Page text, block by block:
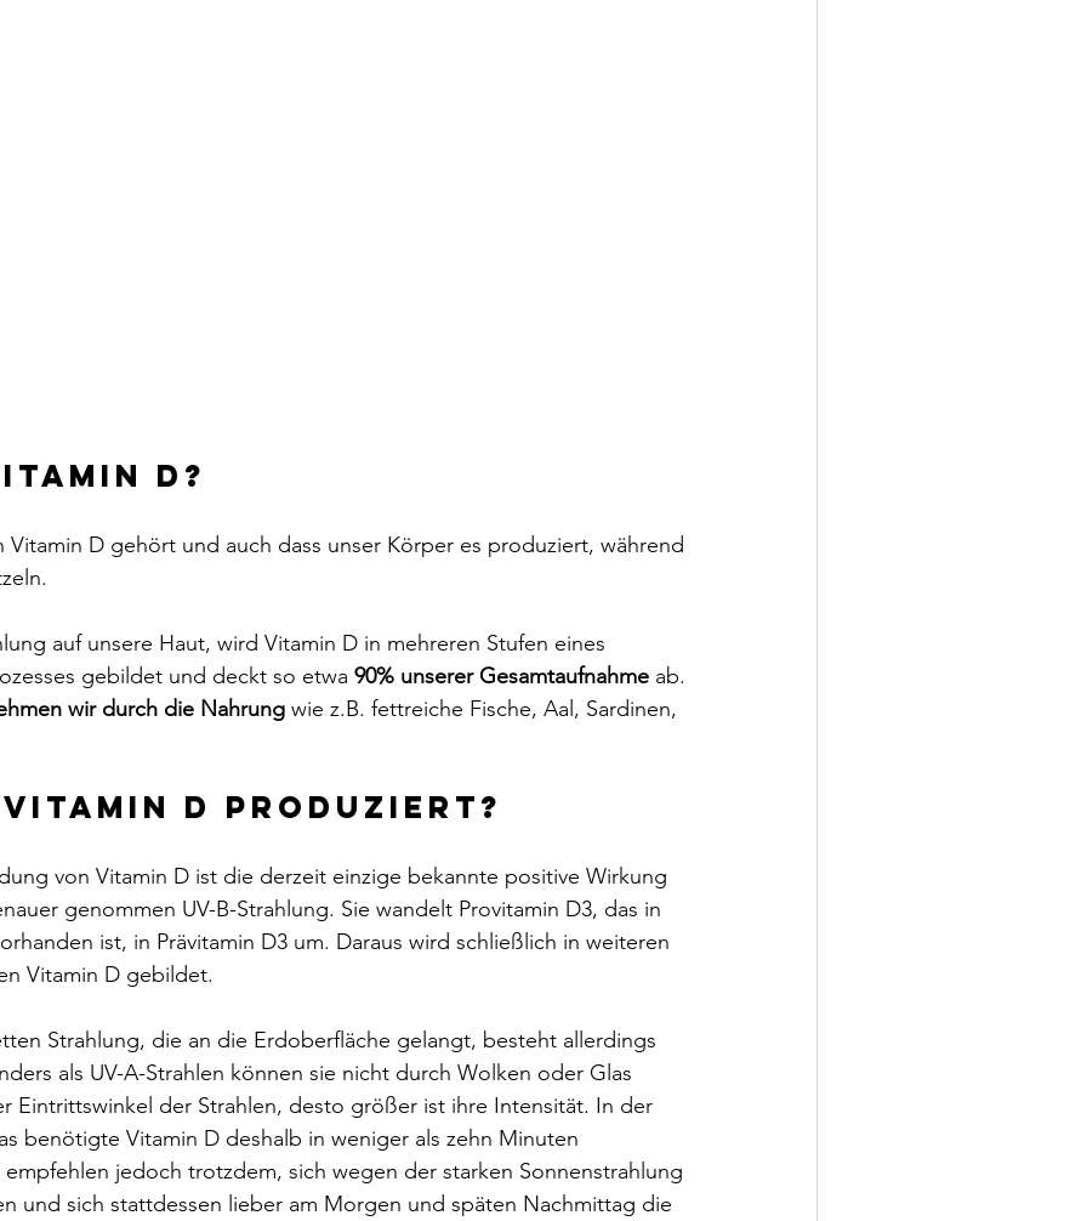
D?
D gehört und auch dass unser Körper es produziert, während
auf unsere Haut, wird Vitamin D in mehreren Stufen eines
gebildet und deckt so etwa 90% unserer Gesamtaufnahme ab.
wir durch die Nahrung wie z.B. fettreiche Fische, Aal, Sardinen,
D produziert?
von Vitamin D ist die derzeit einzige bekannte positive Wirkung
genommen UV-B-Strahlung. Sie wandelt Provitamin D3, das in
ist, in Prävitamin D3 um. Daraus wird schließlich in weiteren
Vitamin D gebildet.
Strahlung, die an die Erdoberfläche gelangt, besteht allerdings
als UV-A-Strahlen können sie nicht durch Wolken oder Glas
Eintrittswinkel der Strahlen, desto größer ist ihre Intensität. In der
benötigte Vitamin D deshalb in weniger als zehn Minuten
jedoch trotzdem, sich wegen der starken Sonnenstrahlung
und sich stattdessen lieber am Morgen und späten Nachmittag die